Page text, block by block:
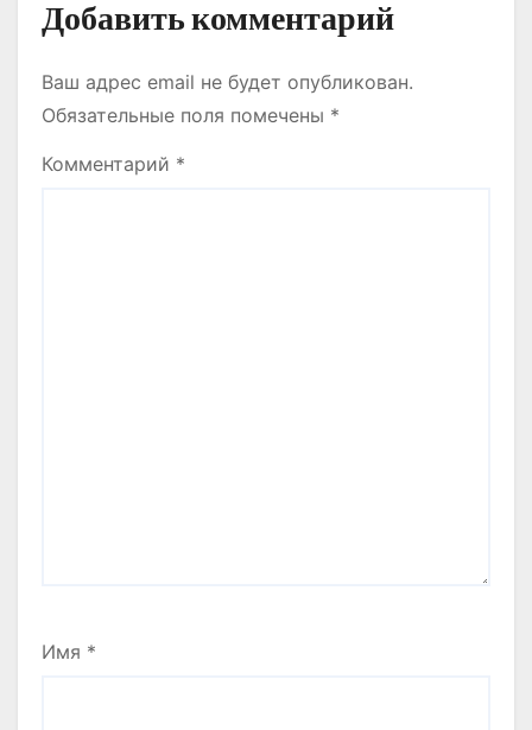
Добавить комментарий
Ваш адрес email не будет опубликован.
Обязательные поля помечены *
Комментарий *
Имя *